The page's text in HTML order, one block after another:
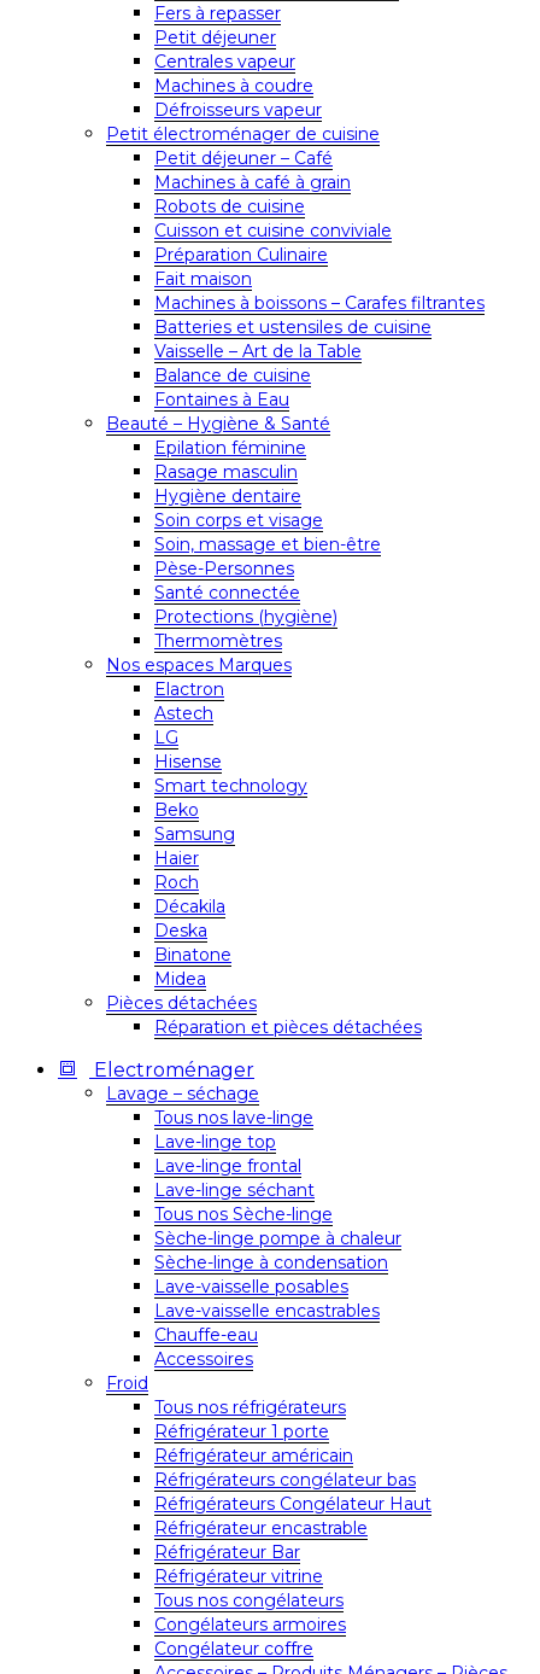
Fers à repasser
Petit déjeuner
Centrales vapeur
Machines à coudre
Défroisseurs vapeur
Petit électroménager de cuisine
Petit déjeuner – Café
Machines à café à grain
Robots de cuisine
Cuisson et cuisine conviviale
Préparation Culinaire
Fait maison
Machines à boissons – Carafes filtrantes
Batteries et ustensiles de cuisine
Vaisselle – Art de la Table
Balance de cuisine
Fontaines à Eau
Beauté – Hygiène & Santé
Epilation féminine
Rasage masculin
Hygiène dentaire
Soin corps et visage
Soin, massage et bien-être
Pèse-Personnes
Santé connectée
Protections (hygiène)
Thermomètres
Nos espaces Marques
Elactron
Astech
LG
Hisense
Smart technology
Beko
Samsung
Haier
Roch
Décakila
Deska
Binatone
Midea
Pièces détachées
Réparation et pièces détachées
Electroménager
Lavage – séchage
Tous nos lave-linge
Lave-linge top
Lave-linge frontal
Lave-linge séchant
Tous nos Sèche-linge
Sèche-linge pompe à chaleur
Sèche-linge à condensation
Lave-vaisselle posables
Lave-vaisselle encastrables
Chauffe-eau
Accessoires
Froid
Tous nos réfrigérateurs
Réfrigérateur 1 porte
Réfrigérateur américain
Réfrigérateurs congélateur bas
Réfrigérateurs Congélateur Haut
Réfrigérateur encastrable
Réfrigérateur Bar
Réfrigérateur vitrine
Tous nos congélateurs
Congélateurs armoires
Congélateur coffre